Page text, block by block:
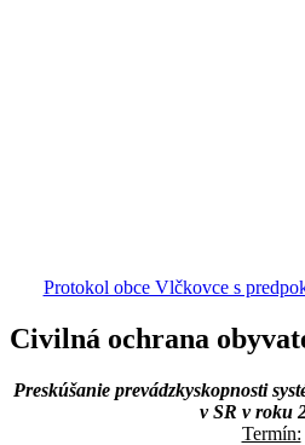
Protokol obce Vlčkovce s
Civilná ochrana
Preskúšanie prevádzkyskopnosti
v SR v roku
Termín: